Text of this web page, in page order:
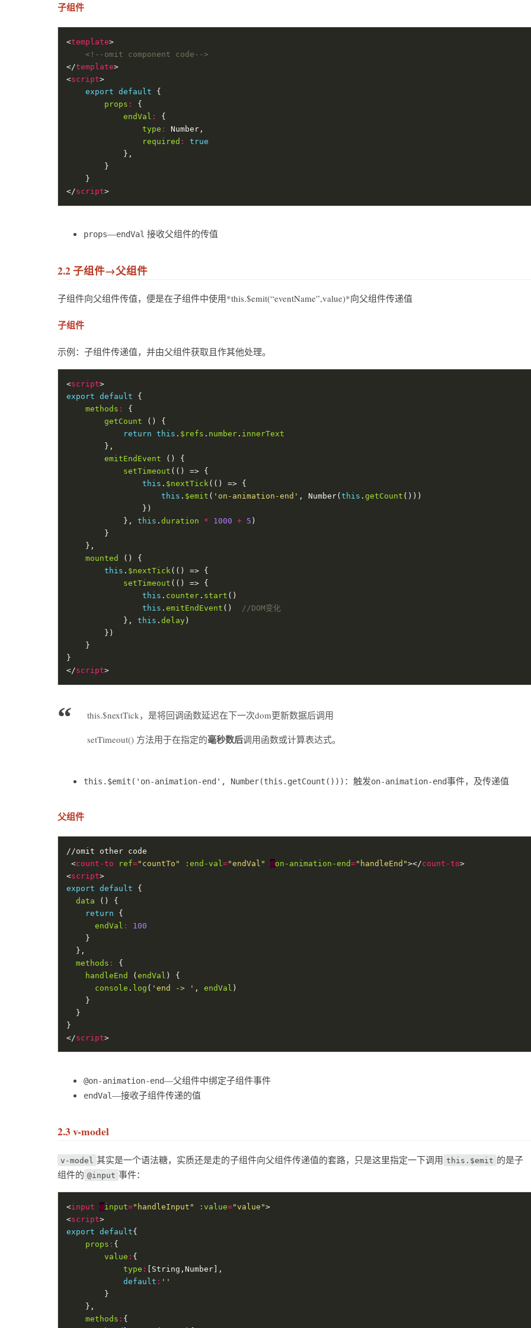
子组件
<template >
<!--omit component code-->
</template >
<script >
export default
props :
endVal :
type :
required :
true
</script >
props—endVal 接收父组件的传值
2.2 子组件→父组件
子组件向父组件传值，便是在子组件中使用*this.$emit(“eventName”,value)*向父组件传递值
子组件
示例：子组件传递值，并由父组件获取且作其他处理。
<script >
export default
methods :
getCount
return this . $refs . number. innerText
emitEndEvent
setTimeout
this . $nextTick
this . $emit ( 'on-animation-end' , Number( this . getCount
            },
this . duration * 1000 + 5
mounted
this . $nextTick
setTimeout
this . counter. start
this . emitEndEvent ()
//DOM变化
            },
this . delay
</script >
this.$nextTick，是将回调函数延迟在下一次dom更新数据后调用
setTimeout() 方法用于在指定的毫秒数后调用函数或计算表达式。
this.$emit('on-animation-end', Number(this.getCount())) ：触发on-animation-end事件，及传递值
父组件
<count-to ref="countTo" :end-val ="endVal" @on-animation-end="handleEnd"></count-to >
<script >
export default
data
return
endVal :
100
methods :
handleEnd
(endVal
console . log ( 'end -> ' , endVal
</script
@on-animation-end—父组件中绑定子组件事件
endVal—接收子组件传递的值
2.3 v-model
v-model 其实是一个语法糖，实质还是走的子组件向父组件传递值的套路，只是这里指定一下调用 this.$emit 的是子
组件的 @input 事件：
<input @input="handleInput" :value="value"
>
<script >
export default
props :
value :
type :
default : ''
methods :